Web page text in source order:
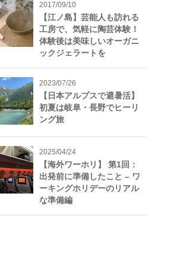
2017/09/10
【江ノ島】芸能人も訪れる
工房で、気軽に陶芸体験！
体験後は美味しいオーガニ
ックジェラートを
2023/07/26
【日本アルプスで避暑活】
初夏は岐阜・長野でヒーリ
ング旅
2025/04/24
【海外ワーホリ】 第1回：
出発前に準備したこと – ワ
ーキングホリデーのリアル
な準備編